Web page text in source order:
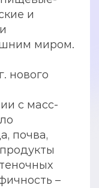
и
миром.
нового
с масс-
почва,
–